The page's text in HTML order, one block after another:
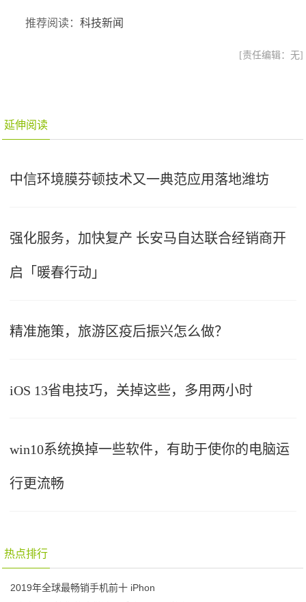
推荐阅读：科技新闻
[责任编辑：无]
延伸阅读
中信环境膜芬顿技术又一典范应用落地潍坊
强化服务，加快复产 长安马自达联合经销商开
启「暖春行动」
精准施策，旅游区疫后振兴怎么做？
iOS 13省电技巧，关掉这些，多用两小时
win10系统换掉一些软件，有助于使你的电脑运
行更流畅
热点排行
2019年全球最畅销手机前十 iPhon